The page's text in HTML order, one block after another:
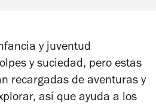
y juventud
y suciedad, pero estas
recargadas de aventuras y
así que ayuda a los